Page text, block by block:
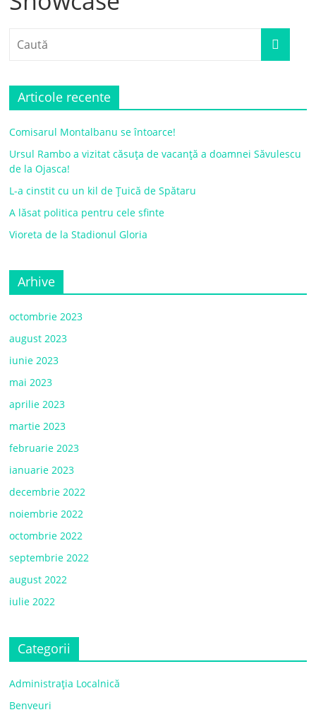
Articole recente
Comisarul Montalbanu se întoarce!
Ursul Rambo a vizitat căsuța de vacanță a doamnei Săvulescu
de la Ojasca!
L-a cinstit cu un kil de Țuică de Spătaru
A lăsat politica pentru cele sfinte
Vioreta de la Stadionul Gloria
Arhive
octombrie 2023
august 2023
iunie 2023
mai 2023
aprilie 2023
martie 2023
februarie 2023
ianuarie 2023
decembrie 2022
noiembrie 2022
octombrie 2022
septembrie 2022
august 2022
iulie 2022
Categorii
Administrația Localnică
Benveuri